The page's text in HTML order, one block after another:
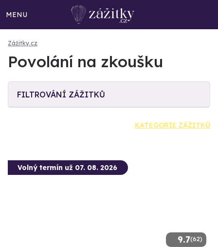
MENU
Zážitky.cz
Povolání na zkoušku
FILTROVÁNÍ ZÁŽITKŮ
KATEGORIE ZÁŽITKŮ
9.7(62)
Volný termín už 07. 08. 2026